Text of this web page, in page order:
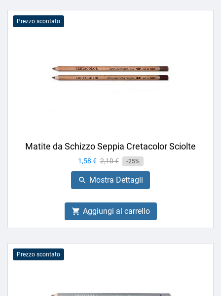
Prezzo scontato
Matite da Schizzo Seppia Cretacolor Sciolte
Prezzo
1,58 € Prezzo
base
2,10 € -25%
 Mostra Dettagli
 Aggiungi al carrello
Prezzo scontato